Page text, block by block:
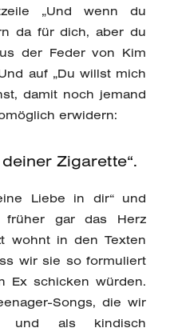
„Und wenn du
da für dich, aber du
der Feder von Kim
auf „Du willst mich
damit noch jemand
erwidern:
Zigarette“.
Liebe in dir“ und
früher gar das Herz
wohnt in den Texten
wir sie so formuliert
Ex schicken würden.
Songs, die wir
und als kindisch